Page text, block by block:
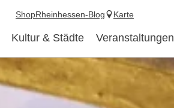
Kultur & Städte Veranstaltungen
ShopRheinhessen-Blog Karte